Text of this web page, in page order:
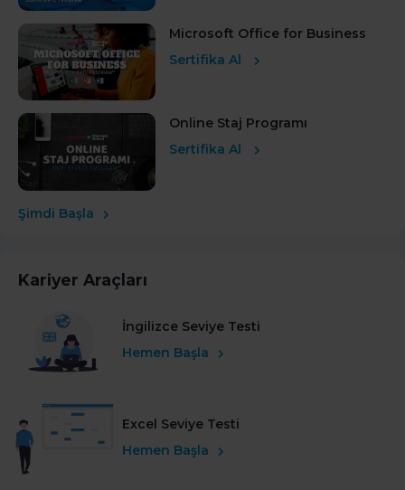
Microsoft Office for Business
Sertifika Al
Online Staj Programı
Sertifika Al
Şimdi Başla
Kariyer Araçları
İngilizce Seviye Testi
Hemen Başla
Excel Seviye Testi
Hemen Başla